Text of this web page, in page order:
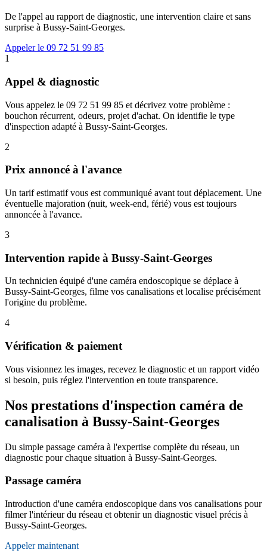
De l'appel au rapport de diagnostic, une intervention claire et sans
surprise à Bussy-Saint-Georges.
Appeler le 09 72 51 99 85
1
Appel & diagnostic
Vous appelez le 09 72 51 99 85 et décrivez votre problème :
bouchon récurrent, odeurs, projet d'achat. On identifie le type
d'inspection adapté à Bussy-Saint-Georges.
2
Prix annoncé à l'avance
Un tarif estimatif vous est communiqué avant tout déplacement. Une
éventuelle majoration (nuit, week-end, férié) vous est toujours
annoncée à l'avance.
3
Intervention rapide à Bussy-Saint-Georges
Un technicien équipé d'une caméra endoscopique se déplace à
Bussy-Saint-Georges, filme vos canalisations et localise précisément
l'origine du problème.
4
Vérification & paiement
Vous visionnez les images, recevez le diagnostic et un rapport vidéo
si besoin, puis réglez l'intervention en toute transparence.
Nos prestations d'inspection caméra de
canalisation à Bussy-Saint-Georges
Du simple passage caméra à l'expertise complète du réseau, un
diagnostic pour chaque situation à Bussy-Saint-Georges.
Passage caméra
Introduction d'une caméra endoscopique dans vos canalisations pour
filmer l'intérieur du réseau et obtenir un diagnostic visuel précis à
Bussy-Saint-Georges.
Appeler maintenant